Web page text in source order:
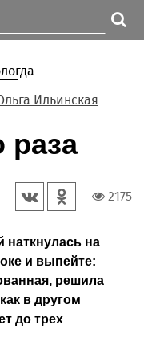
Ильинская
раза
2175
наткнулась на
и выпейте:
решила
в другом
до трех